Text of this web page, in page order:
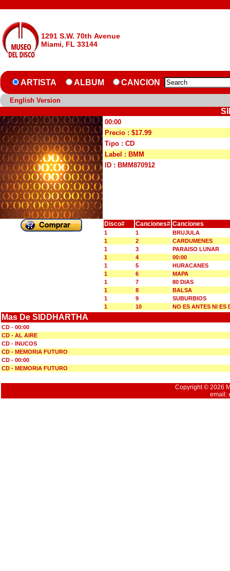
1291 S.W. 70th Avenue
Miami, FL 33144
ARTISTA ALBUM CANCION
English Version
00:00
Precio : $17.99
Tipo : CD
Label : BMM
ID : BMM870912
Disco# Canciones# Canciones
1 1
BRUJULA
1
2
CARDUMENES
1
3
PARAISO LUNAR
1
4
00:00
1
5
HURACANES
1
6
MAPA
1
7
80 DIAS
1
8
BALSA
1
9
SUBURBIOS
1
10 NO ES ANTES NI ES
Mas De SIDDHARTHA
CD - 00:00
CD - AL AIRE
CD - INUCOS
CD - MEMORIA FUTURO
CD - 00:00
CD - MEMORIA FUTURO
Copyright © 2026
email: